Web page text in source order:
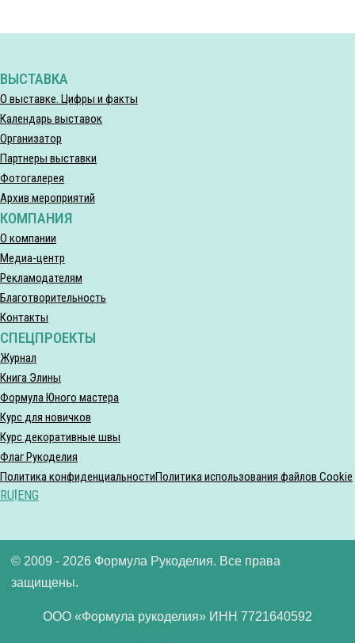
ВЫСТАВКА
О выставке. Цифры и факты
Календарь выставок
Организатор
Партнеры выставки
Фотогалерея
Архив мероприятий
КОМПАНИЯ
О компании
Медиа-центр
Рекламодателям
Благотворительность
Контакты
СПЕЦПРОЕКТЫ
Журнал
Книга Элины
Формула Юного мастера
Курс для новичков
Курс декоративные швы
Флаг Рукоделия
Политика конфиденциальностиПолитика использования файлов Cookie
RU ENG
© 2009 - 2026 Формула Рукоделия. Все права
защищены.
ООО «Формула рукоделия» ИНН 7721640592